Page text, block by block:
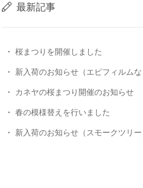
最新記事
桜まつりを開催しました
新入荷のお知らせ（エピフィルムな
カネヤの桜まつり開催のお知らせ
春の模様替えを行いました
新入荷のお知らせ（スモークツリー